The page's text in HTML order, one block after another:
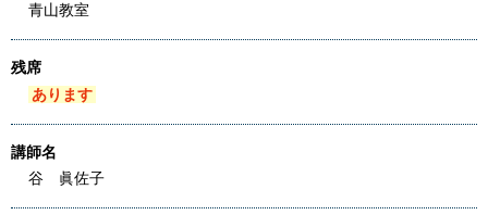
青山教室
残席
あります
講師名
谷 眞佐子